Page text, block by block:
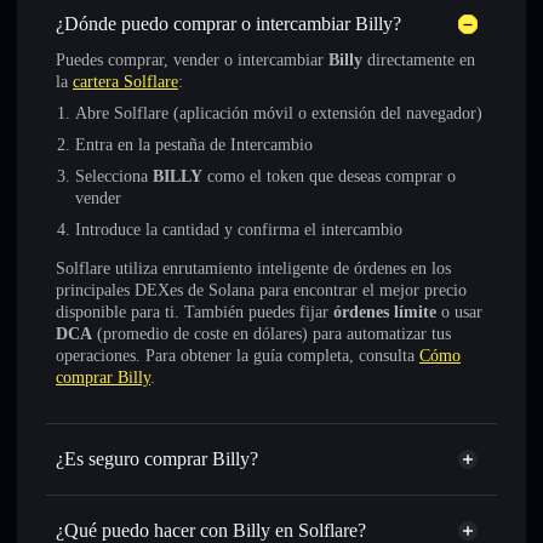
¿Dónde puedo comprar o intercambiar Billy?
Puedes comprar, vender o intercambiar Billy directamente en
la cartera Solflare:
Abre Solflare (aplicación móvil o extensión del navegador)
Entra en la pestaña de Intercambio
Selecciona BILLY como el token que deseas comprar o
vender
Introduce la cantidad y confirma el intercambio
Solflare utiliza enrutamiento inteligente de órdenes en los
principales DEXes de Solana para encontrar el mejor precio
disponible para ti. También puedes fijar órdenes límite o usar
DCA (promedio de coste en dólares) para automatizar tus
operaciones. Para obtener la guía completa, consulta Cómo
comprar Billy.
¿Es seguro comprar Billy?
Billy token verificado
¿Qué puedo hacer con Billy en Solflare?